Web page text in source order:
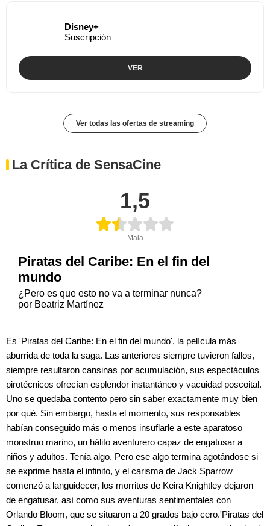
Disney+
Suscripción
VER
Ver todas las ofertas de streaming
La Crítica de SensaCine
1,5
Mala
Piratas del Caribe: En el fin del
mundo
¿Pero es que esto no va a terminar nunca?
por Beatriz Martínez
Es 'Piratas del Caribe: En el fin del mundo', la película más
aburrida de toda la saga. Las anteriores siempre tuvieron fallos,
siempre resultaron cansinas por acumulación, sus espectáculos
pirotécnicos ofrecían esplendor instantáneo y vacuidad poscoital.
Uno se quedaba contento pero sin saber exactamente muy bien
por qué. Sin embargo, hasta el momento, sus responsables
habían conseguido más o menos insuflarle a este aparatoso
monstruo marino, un hálito aventurero capaz de engatusar a
niños y adultos. Tenía algo. Pero ese algo termina agotándose si
se exprime hasta el infinito, y el carisma de Jack Sparrow
comenzó a languidecer, los morritos de Keira Knightley dejaron
de engatusar, así como sus aventuras sentimentales con
Orlando Bloom, que se situaron a 20 grados bajo cero.'Piratas del